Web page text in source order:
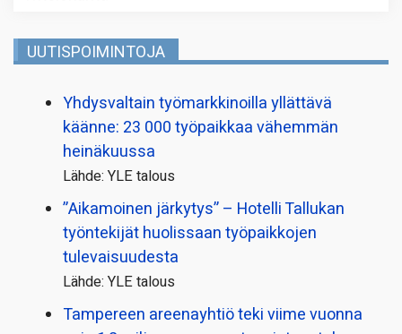
UUTISPOIMINTOJA
Yhdysvaltain työmarkkinoilla yllättävä
käänne: 23 000 työpaikkaa vähemmän
heinäkuussa
Lähde: YLE talous
”Aikamoinen järkytys” – Hotelli Tallukan
työntekijät huolissaan työpaikkojen
tulevaisuudesta
Lähde: YLE talous
Tampereen areenayhtiö teki viime vuonna